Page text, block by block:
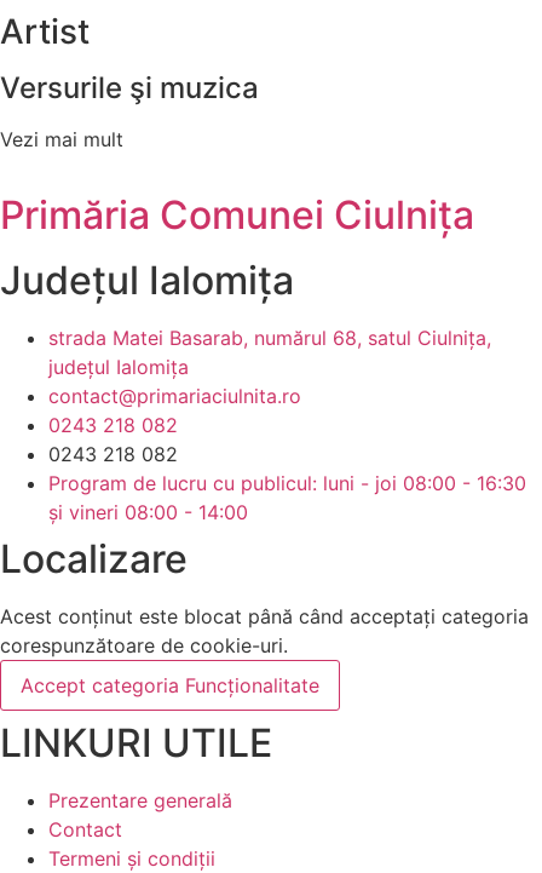
Artist
Versurile şi muzica
Vezi mai mult
Primăria Comunei Ciulnița
Județul Ialomița
strada Matei Basarab, numărul 68, satul Ciulnița,
județul Ialomița
contact@primariaciulnita.ro
0243 218 082
0243 218 082
Program de lucru cu publicul: luni - joi 08:00 - 16:30
și vineri 08:00 - 14:00
Localizare
Acest conținut este blocat până când acceptați categoria
corespunzătoare de cookie-uri.
Accept categoria Funcționalitate
LINKURI UTILE
Prezentare generală
Contact
Termeni și condiții